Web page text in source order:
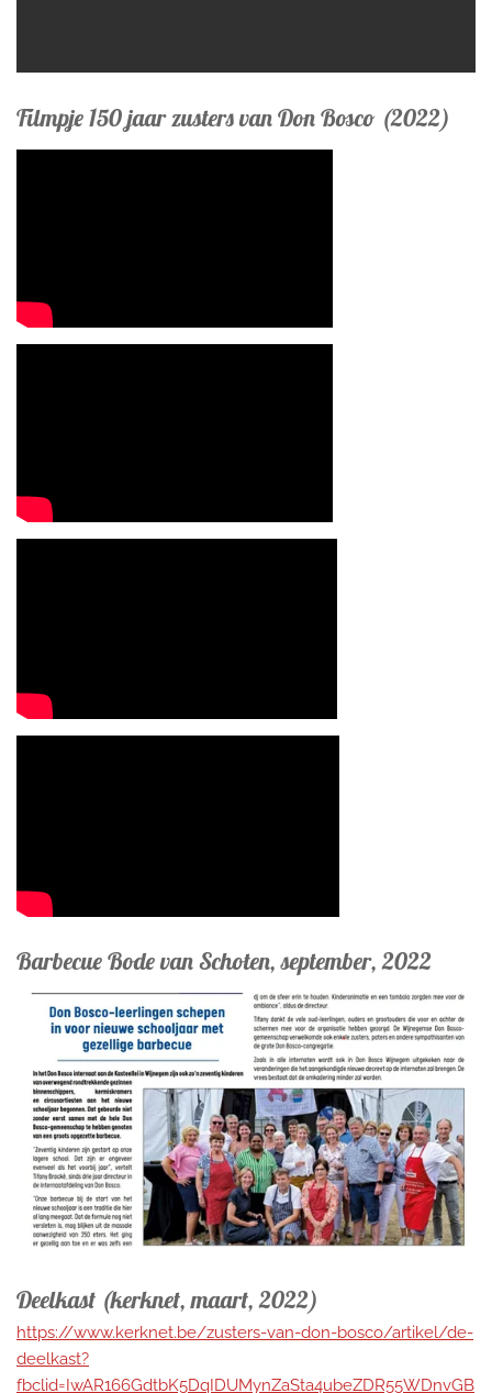
Filmpje 150 jaar zusters van Don Bosco (2022)
Barbecue Bode van Schoten, september, 2022
Deelkast (kerknet, maart, 2022)
https://www.kerknet.be/zusters-van-don-bosco/artikel/de-
deelkast?
fbclid=IwAR166GdtbK5DqIDUMynZaSta4ubeZDR55WDnvGB